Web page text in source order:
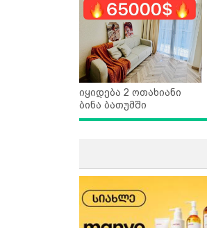
იყიდება 2 ოთახიანი
ბინა ბათუმში